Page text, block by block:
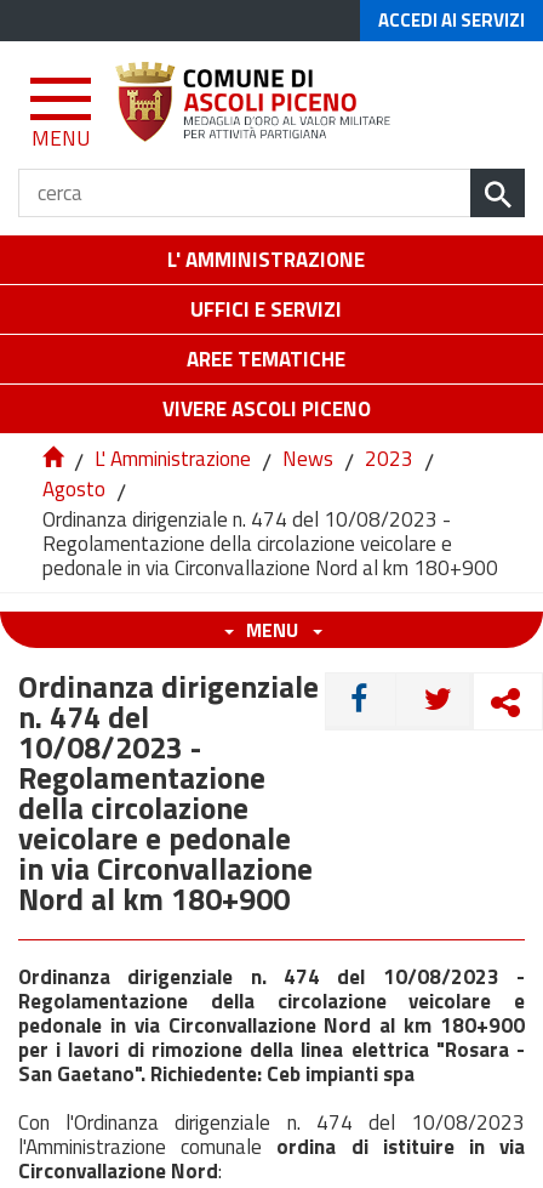
ACCEDI AI SERVIZI
MENU
L' AMMINISTRAZIONE
UFFICI E SERVIZI
AREE TEMATICHE
VIVERE ASCOLI PICENO
/ L' Amministrazione / News / 2023 /
Agosto /
Ordinanza dirigenziale n. 474 del 10/08/2023 -
Regolamentazione della circolazione veicolare e
pedonale in via Circonvallazione Nord al km 180+900
MENU
CONDIVIDI
Ordinanza dirigenziale
n. 474 del
10/08/2023 -
Regolamentazione
della circolazione
veicolare e pedonale
in via Circonvallazione
Nord al km 180+900
Ordinanza dirigenziale n. 474 del 10/08/2023 -
Regolamentazione della circolazione veicolare e
pedonale in via Circonvallazione Nord al km 180+900
per i lavori di rimozione della linea elettrica "Rosara -
San Gaetano". Richiedente: Ceb impianti spa
Con l'Ordinanza dirigenziale n. 474 del 10/08/2023
l'Amministrazione comunale ordina di istituire in via
Circonvallazione Nord: